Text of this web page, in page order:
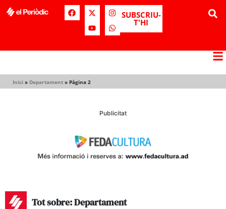
SUBSCRIU-
T'HI
Inici » Departament » Pàgina 2
Publicitat
Tot sobre: Departament